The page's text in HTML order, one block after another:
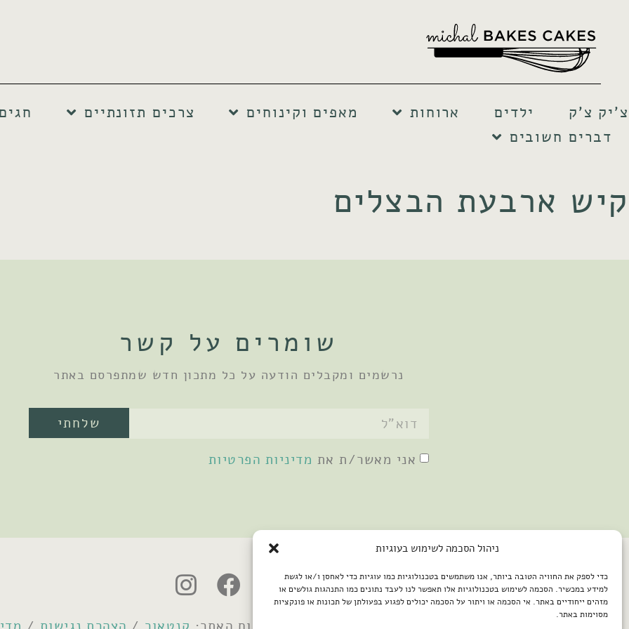
ניהול הסכמה לשימוש בעוגיות
כדי לספק את החוויה הטובה ביותר, אנו משתמשים בטכנולוגיות כמו עוגיות כדי לאחסן ו/או לגשת
למידע במכשיר. הסכמה לשימוש בטכנולוגיות אלו תאפשר לנו לעבד נתונים כמו התנהגות גולשים או
מזהים ייחודיים באתר. אי הסכמה או ויתור על הסכמה יכולים לפגוע בפעולתן של תכונות או פונקציות
מסוימות באתר.
צ'יק צ'ק ילדים ארוחות מאפים וקינוחים צרכים תזונתיים
חגים
דברים חשובים
קיש ארבעת הבצלים
שומרים על קשר
נרשמים ומקבלים הודעה על כל מתכון חדש שמתפרסם באתר
אני מאשר/ת את מדיניות הפרטיות
שלחתי